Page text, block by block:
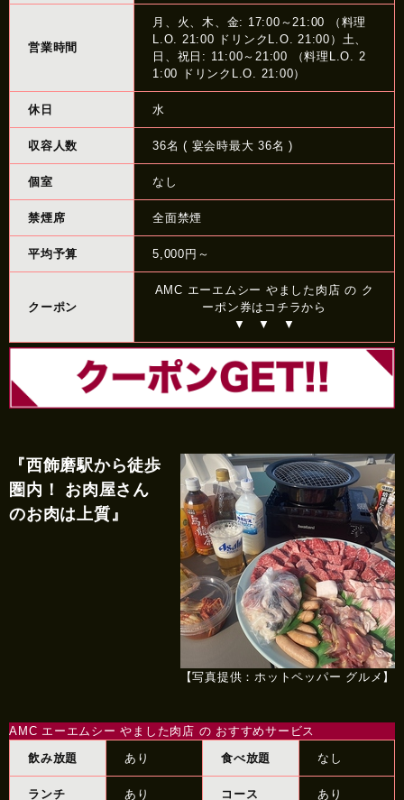
営業時間
月、火、木、金: 17:00～21:00 （料理
L.O. 21:00 ドリンクL.O. 21:00）土、
日、祝日: 11:00～21:00 （料理L.O. 2
1:00 ドリンクL.O. 21:00）
休日 水
収容人数 36名 ( 宴会時最大 36名 )
個室 なし
禁煙席 全面禁煙
平均予算 5,000円～
クーポン
AMC エーエムシー やました肉店 の ク
ーポン券はコチラから
▼ ▼ ▼
【写真提供：ホットペッパー グルメ】
『西飾磨駅から徒歩
圏内！ お肉屋さん
のお肉は上質』
AMC エーエムシー やました肉店 の おすすめサービス
飲み放題
あり 食べ放題 なし
ランチ あり コース あり